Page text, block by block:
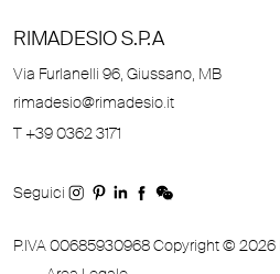
RIMADESIO S.P.A
Via Furlanelli 96, Giussano, MB
rimadesio@rimadesio.it
T +39 0362 3171
Seguici
P.IVA 00685930968 Copyright © 2026